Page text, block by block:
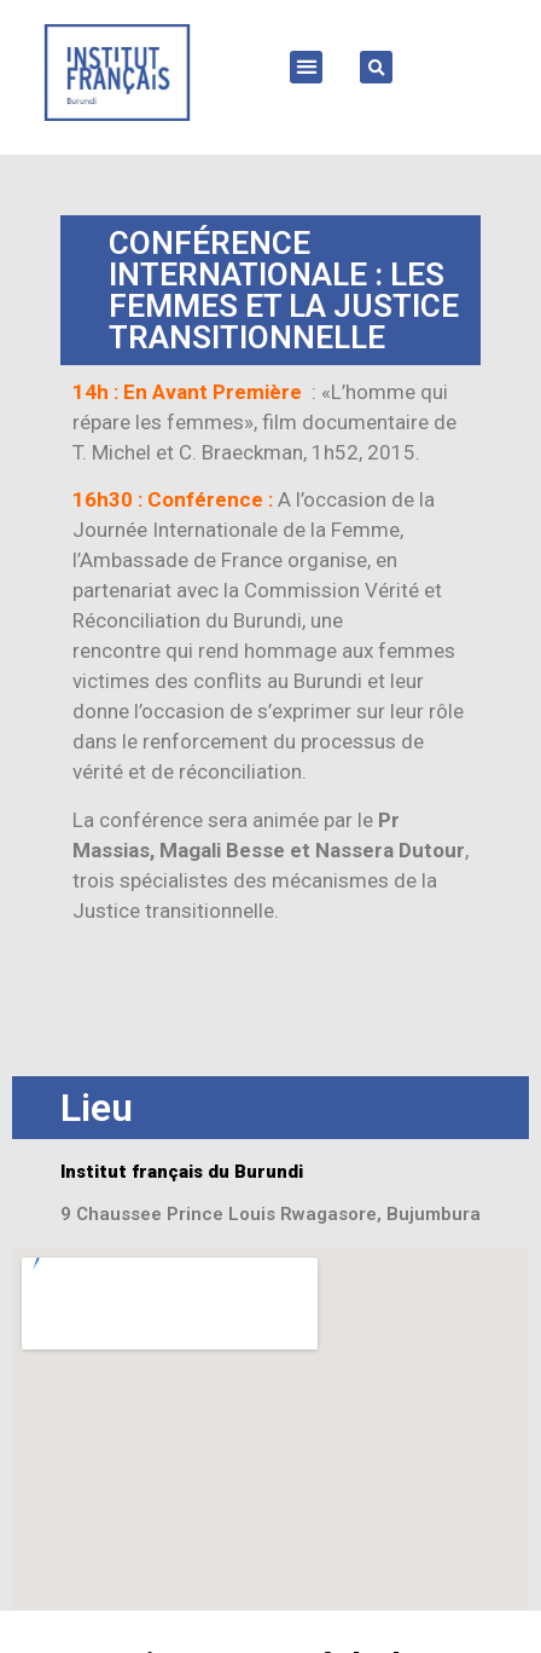
CONFÉRENCE
INTERNATIONALE : LES
FEMMES ET LA JUSTICE
TRANSITIONNELLE
14h : En Avant Première : «L’homme qui
répare les femmes», film documentaire de
T. Michel et C. Braeckman, 1h52, 2015.
16h30 : Conférence : A l’occasion de la
Journée Internationale de la Femme,
l’Ambassade de France organise, en
partenariat avec la Commission Vérité et
Réconciliation du Burundi, une
rencontre qui rend hommage aux femmes
victimes des conflits au Burundi et leur
donne l’occasion de s’exprimer sur leur rôle
dans le renforcement du processus de
vérité et de réconciliation.
La conférence sera animée par le Pr
Massias, Magali Besse et Nassera Dutour,
trois spécialistes des mécanismes de la
Justice transitionnelle.
Lieu
Institut français du Burundi
9 Chaussee Prince Louis Rwagasore, Bujumbura